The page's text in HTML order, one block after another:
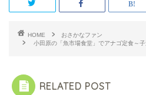
HOME
おさかなファン
小田原の「魚市場食堂」でアナゴ定食～
RELATED POST